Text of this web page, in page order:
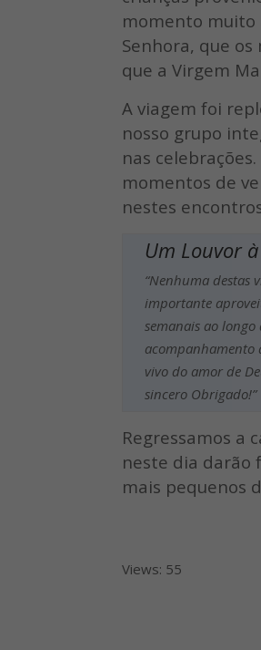
momento muito
Senhora, que
que a Virgem
A viagem foi
nosso grupo
nas
momentos de
nestes
Um Louvor
“Nenhuma destas
importante
semanais ao
acompanhamento
vivo do amor de
sincero Obrigado!”
Regressamos a
neste dia darão
mais pequenos
Views: 55